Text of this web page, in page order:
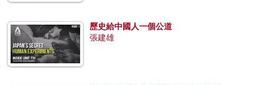
歷史給中國人一個公道
張建雄